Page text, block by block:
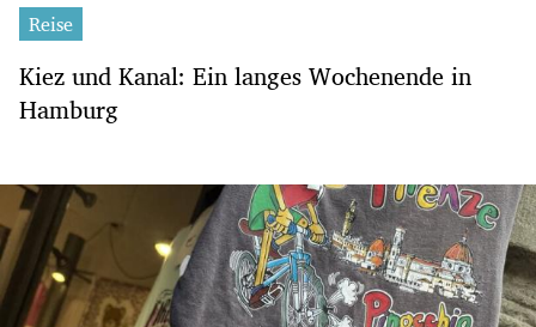
Reise
Kiez und Kanal: Ein langes Wochenende in
Hamburg